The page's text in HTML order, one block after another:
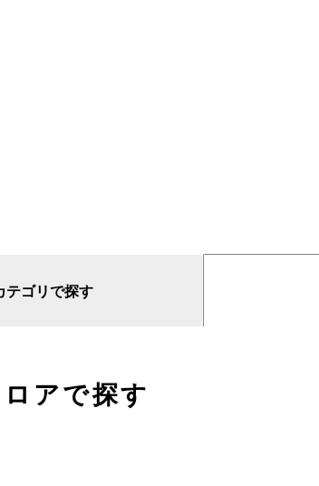
テゴリで探す
アで探す